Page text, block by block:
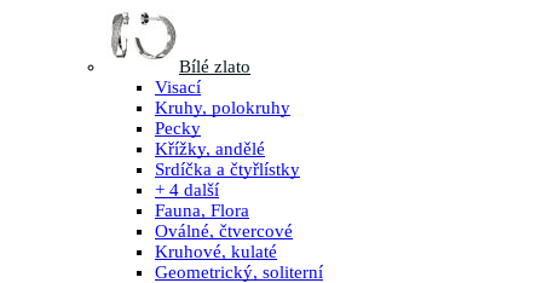
Bílé zlato
Visací
Kruhy, polokruhy
Pecky
Křížky, andělé
Srdíčka a čtyřlístky
+ 4 další
Fauna, Flora
Oválné, čtvercové
Kruhové, kulaté
Geometrický, soliterní